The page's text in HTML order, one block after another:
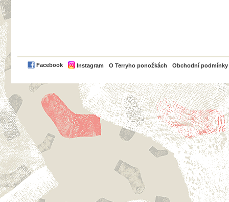
Facebook Instagram O Terryho ponožkách Obchodní podmínky
PayPal